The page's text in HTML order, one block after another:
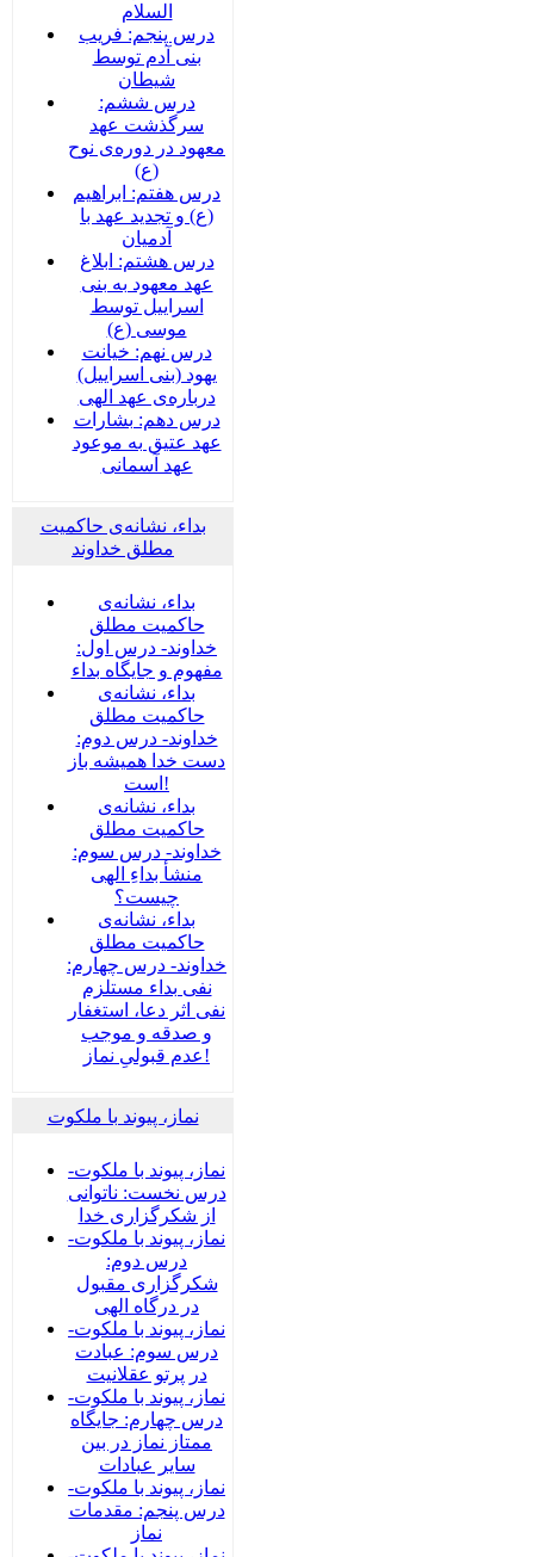
السلام
درس پنجم: فریب
بنی آدم توسط
شیطان
درس ششم:
سرگذشت عهد
معهود در دوره‌‌ی نوح
(ع)
درس هفتم: ابراهیم
(ع) و تجدید عهد با
آدمیان
درس هشتم: ابلاغ
عهد معهود به بنی
اسراییل توسط
موسی (ع)
درس نهم: خیانت
یهود (بنی اسراییل)
درباره‌ی عهد الهی
درس دهم: بشارات
عهد عتیق به موعود
عهد آسمانی
بداء، نشانه‌ی حاکمیت
مطلق خداوند
بداء، نشانه‌ی
حاکمیت مطلق
خداوند- درس اول:
مفهوم و جایگاه بداء
بداء، نشانه‌ی
حاکمیت مطلق
خداوند- درس دوم:
دست خدا همیشه باز
است!
بداء، نشانه‌ی
حاکمیت مطلق
خداوند- درس سوم:
منشأ بداءِ الهی
چیست؟
بداء، نشانه‌ی
حاکمیت مطلق
خداوند- درس چهارم:
نفی بداء مستلزم
نفی اثر دعا، استغفار
و صدقه و موجب
عدم قبولیِ نماز!
نماز، پیوند با ملکوت
نماز، پیوند با ملکوت-
درس نخست: ناتوانی
از شکرگزاری خدا
نماز، پیوند با ملکوت-
درس دوم:
شکرگزاری مقبول
در درگاه الهی
نماز، پیوند با ملکوت-
درس سوم: عبادت
در پرتو عقلانیت
نماز، پیوند با ملکوت-
درس چهارم: جایگاه
ممتاز نماز در بین
سایر عبادات
نماز، پیوند با ملکوت-
درس پنجم: مقدمات
نماز